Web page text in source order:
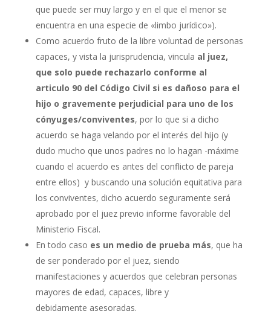
que puede ser muy largo y en el que el menor se
encuentra en una especie de «limbo jurídico»).
Como acuerdo fruto de la libre voluntad de personas
capaces, y vista la jurisprudencia, vincula al juez,
que solo puede rechazarlo conforme al
articulo 90 del Código Civil si es dañoso para el
hijo o gravemente perjudicial para uno de los
cónyuges/conviventes, por lo que si a dicho
acuerdo se haga velando por el interés del hijo (y
dudo mucho que unos padres no lo hagan -máxime
cuando el acuerdo es antes del conflicto de pareja
entre ellos) y buscando una solución equitativa para
los conviventes, dicho acuerdo seguramente será
aprobado por el juez previo informe favorable del
Ministerio Fiscal.
En todo caso es un medio de prueba más, que ha
de ser ponderado por el juez, siendo
manifestaciones y acuerdos que celebran personas
mayores de edad, capaces, libre y
debidamente asesoradas.